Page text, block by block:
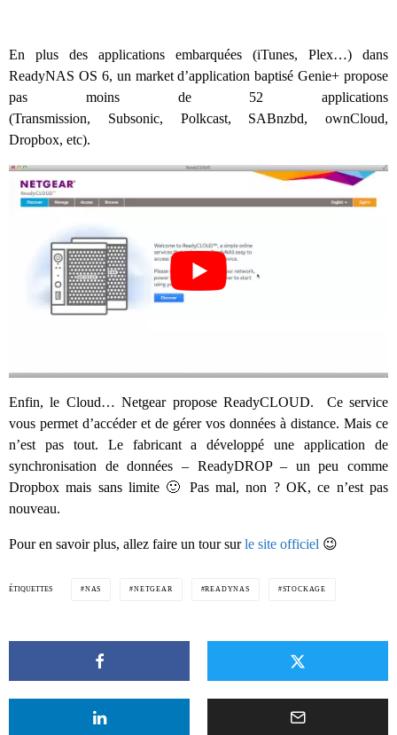
En plus des applications embarquées (iTunes, Plex…) dans
ReadyNAS OS 6, un market d’application baptisé Genie+ propose
pas moins de 52 applications
(Transmission, Subsonic, Polkcast, SABnzbd, ownCloud,
Dropbox, etc).
Enfin, le Cloud… Netgear propose ReadyCLOUD. Ce service
vous permet d’accéder et de gérer vos données à distance. Mais ce
n’est pas tout. Le fabricant a développé une application de
synchronisation de données – ReadyDROP – un peu comme
Dropbox mais sans limite 🙂 Pas mal, non ? OK, ce n’est pas
nouveau.
Pour en savoir plus, allez faire un tour surle site officiel 😉
ÉTIQUETTES NAS NETGEAR READYNAS STOCKAGE